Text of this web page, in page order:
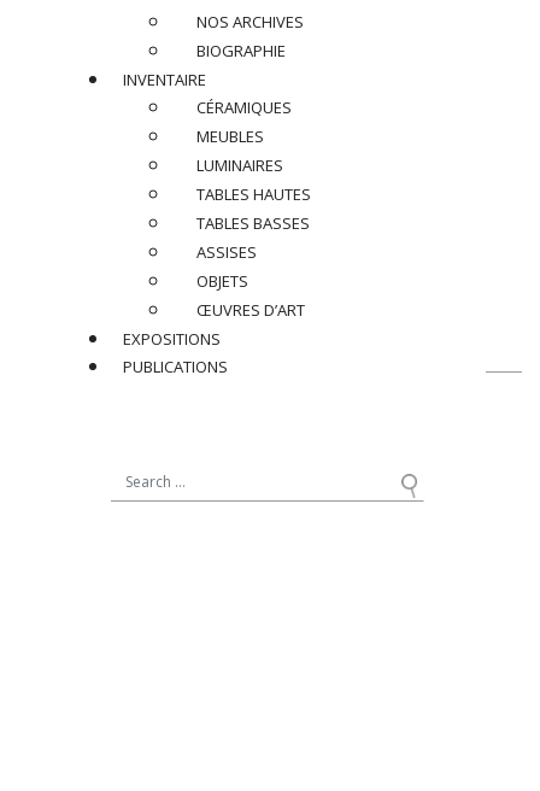
H 40 x L 68.5 x P 35 cm
H 15.7 x W 27 x D 13.8 in.
RETOUR
NOS ARCHIVES
BIOGRAPHIE
INVENTAIRE
CÉRAMIQUES
MEUBLES
LUMINAIRES
TABLES HAUTES
TABLES BASSES
ASSISES
OBJETS
ŒUVRES D’ART
EXPOSITIONS
PUBLICATIONS